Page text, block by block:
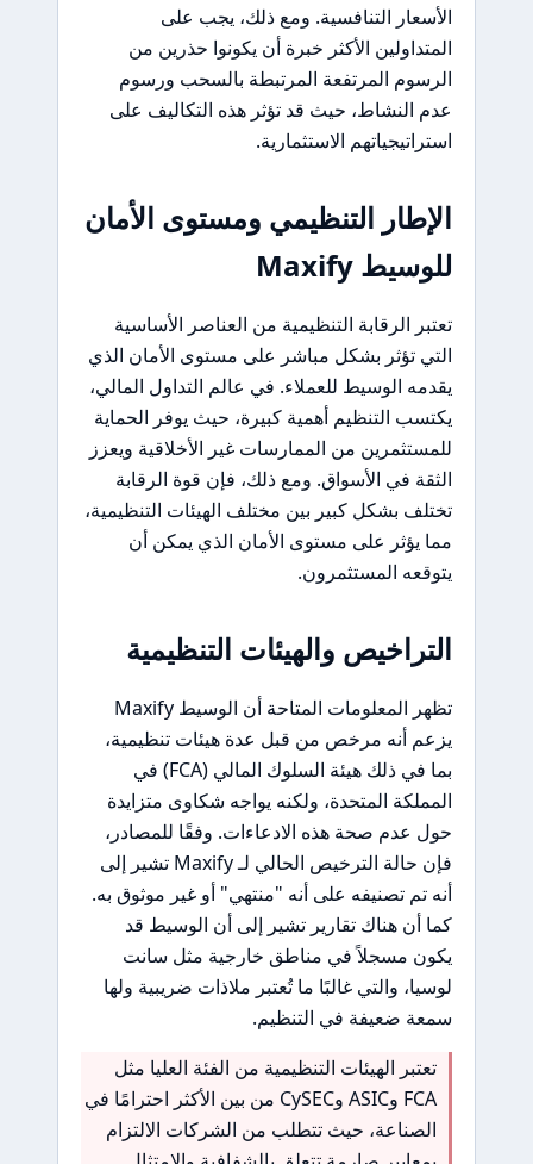
الأسعار التنافسية. ومع ذلك، يجب على
المتداولين الأكثر خبرة أن يكونوا حذرين من
الرسوم المرتفعة المرتبطة بالسحب ورسوم
عدم النشاط، حيث قد تؤثر هذه التكاليف على
استراتيجياتهم الاستثمارية.
الإطار التنظيمي ومستوى الأمان
للوسيط Maxify
تعتبر الرقابة التنظيمية من العناصر الأساسية
التي تؤثر بشكل مباشر على مستوى الأمان الذي
يقدمه الوسيط للعملاء. في عالم التداول المالي،
يكتسب التنظيم أهمية كبيرة، حيث يوفر الحماية
للمستثمرين من الممارسات غير الأخلاقية ويعزز
الثقة في الأسواق. ومع ذلك، فإن قوة الرقابة
تختلف بشكل كبير بين مختلف الهيئات التنظيمية،
مما يؤثر على مستوى الأمان الذي يمكن أن
يتوقعه المستثمرون.
التراخيص والهيئات التنظيمية
تظهر المعلومات المتاحة أن الوسيط Maxify
يزعم أنه مرخص من قبل عدة هيئات تنظيمية،
بما في ذلك هيئة السلوك المالي (FCA) في
المملكة المتحدة، ولكنه يواجه شكاوى متزايدة
حول عدم صحة هذه الادعاءات. وفقًا للمصادر،
فإن حالة الترخيص الحالي لـ Maxify تشير إلى
أنه تم تصنيفه على أنه "منتهي" أو غير موثوق به.
كما أن هناك تقارير تشير إلى أن الوسيط قد
يكون مسجلاً في مناطق خارجية مثل سانت
لوسيا، والتي غالبًا ما تُعتبر ملاذات ضريبية ولها
سمعة ضعيفة في التنظيم.
تعتبر الهيئات التنظيمية من الفئة العليا مثل
FCA وASIC وCySEC من بين الأكثر احترامًا في
الصناعة، حيث تتطلب من الشركات الالتزام